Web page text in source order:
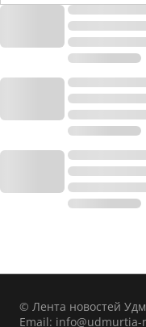
© Лента новостей
Email: info@udmurtia-